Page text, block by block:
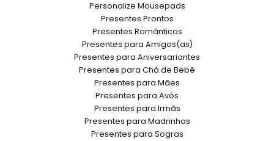
Personalize Mousepads
Presentes Prontos
Presentes Românticos
Presentes para Amigos(as)
Presentes para Aniversariantes
Presentes para Chá de Bebê
Presentes para Mães
Presentes para Avós
Presentes para Irmãs
Presentes para Madrinhas
Presentes para Sogras